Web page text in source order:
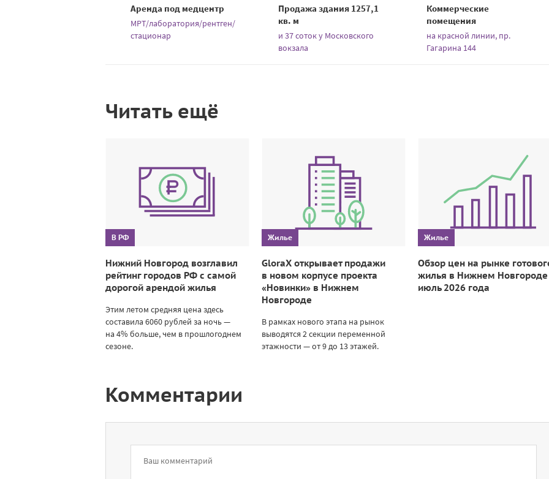
Аренда под медцентр
МРТ/лаборатория/рентген/
стационар
Продажа здания 1257,1
кв. м
и 37 соток у Московского
вокзала
Коммерческие
помещения
на красной линии, пр.
Гагарина 144
Читать ещё
В РФ
Нижний Новгород возглавил
рейтинг городов РФ с самой
дорогой арендой жилья
Этим летом средняя цена здесь
составила 6060 рублей за ночь —
на 4% больше, чем в прошлогоднем
сезоне.
Жилье
GloraX открывает продажи
в новом корпусе проекта
«Новинки» в Нижнем
Новгороде
В рамках нового этапа на рынок
выводятся 2 секции переменной
этажности — от 9 до 13 этажей.
Жилье
Обзор цен на рынке
жилья в Нижнем Новгороде
июль 2026 года
Комментарии